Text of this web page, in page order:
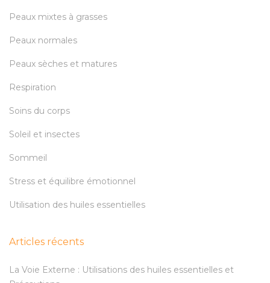
Peaux mixtes à grasses
Peaux normales
Peaux sèches et matures
Respiration
Soins du corps
Soleil et insectes
Sommeil
Stress et équilibre émotionnel
Utilisation des huiles essentielles
Articles récents
La Voie Externe : Utilisations des huiles essentielles et